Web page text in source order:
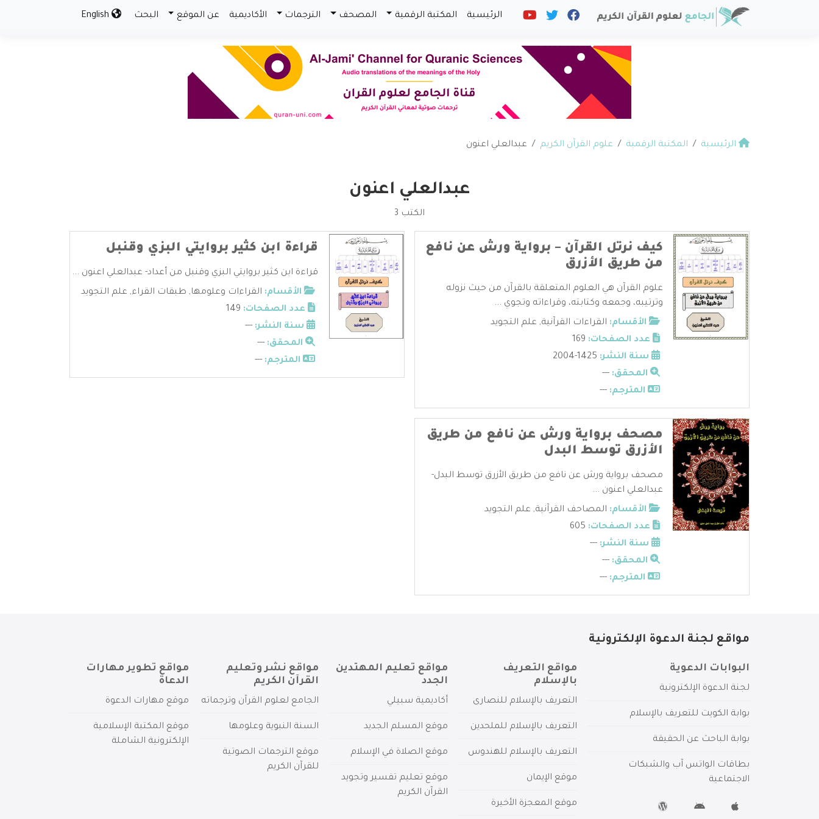
الرئيسية المكتبة الرقمية المصحف الترجمات الأكاديمية عن الموقع البحث
الرئيسية المكتبة الرقمية علوم القرآن الكريم عبدالعلي اعنون
عبدالعلي اعنون
الكتب 3
كيف نرتل القرآن – برواية ورش عن نافع
من طريق الأزرق
علوم القرآن هي العلوم المتعلقة بالقرآن من حيث نزوله
وترتيبه، وجمعه وكتابته، وقراءاته وتجوي ...
الأقسام: القراءات القرآنية, علم التجويد
عدد الصفحات:
سنة النشر:
المحقق: ---
المترجم: ---
قراءة ابن كثير بروايتي البزي وقنبل
قراءة ابن كثير بروايتي البزي وقنبل من أعداد- عبدالعلي اعنون ...
الأقسام: القراءات وعلومها, طبقات القراء, علم التجويد
عدد الصفحات:
سنة النشر: ---
المحقق: ---
المترجم: ---
مصحف برواية ورش عن نافع من طريق
الأزرق توسط البدل
مصحف برواية ورش عن نافع من طريق الأزرق توسط البدل-
عبدالعلي اعنون ...
الأقسام: المصاحف القرآنية, علم التجويد
عدد الصفحات:
سنة النشر: ---
المحقق: ---
المترجم: ---
مواقع لجنة الدعوة الإلكترونية
البوابات الدعوية
لجنة الدعوة الإلكترونية
بوابة الكويت للتعريف بالإسلام
بوابة الباحث عن الحقيقة
بطاقات الواتس آب والشبكات
الاجتماعية
مواقع التعريف
بالإسلام
التعريف بالإسلام للنصارى
التعريف بالإسلام للملحدين
التعريف بالإسلام للهندوس
موقع الإيمان
موقع المعجزة الأخيرة
مواقع تعليم المهتدين
الجدد
أكاديمية سبيلي
موقع المسلم الجديد
موقع الصلاة في الإسلام
موقع تعليم تفسير وتجويد
القرآن الكريم
مواقع نشر وتعليم
القرآن الكريم
الجامع لعلوم القرآن وترجماته
السنة النبوية وعلومها
موقع الترجمات الصوتية
للقرآن الكريم
مواقع تطوير مهارات
الدعاة
موقع مهارات الدعوة
موقع المكتبة الإسلامية
الإلكترونية الشاملة